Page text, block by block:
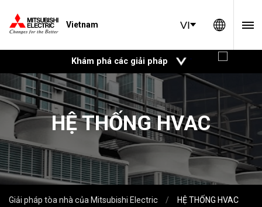
Vietnam VI
Khám phá các giải pháp
HỆ THỐNG HVAC
Giải pháp tòa nhà của Mitsubishi Electric HỆ THỐNG HVAC